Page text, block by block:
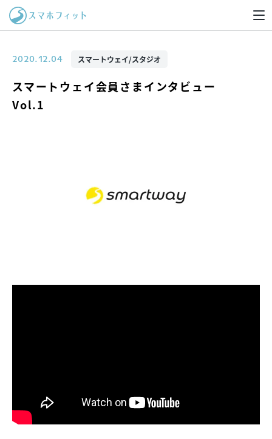
2020.12.04 スマートウェイ/スタジオ
スマートウェイ会員さまインタビュー
Vol.1